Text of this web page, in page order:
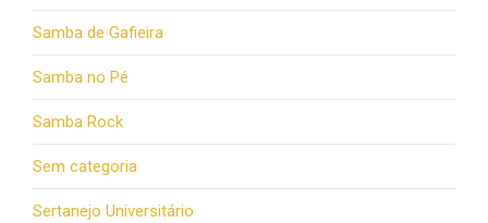
Samba de Gafieira
Samba no Pé
Samba Rock
Sem categoria
Sertanejo Universitário